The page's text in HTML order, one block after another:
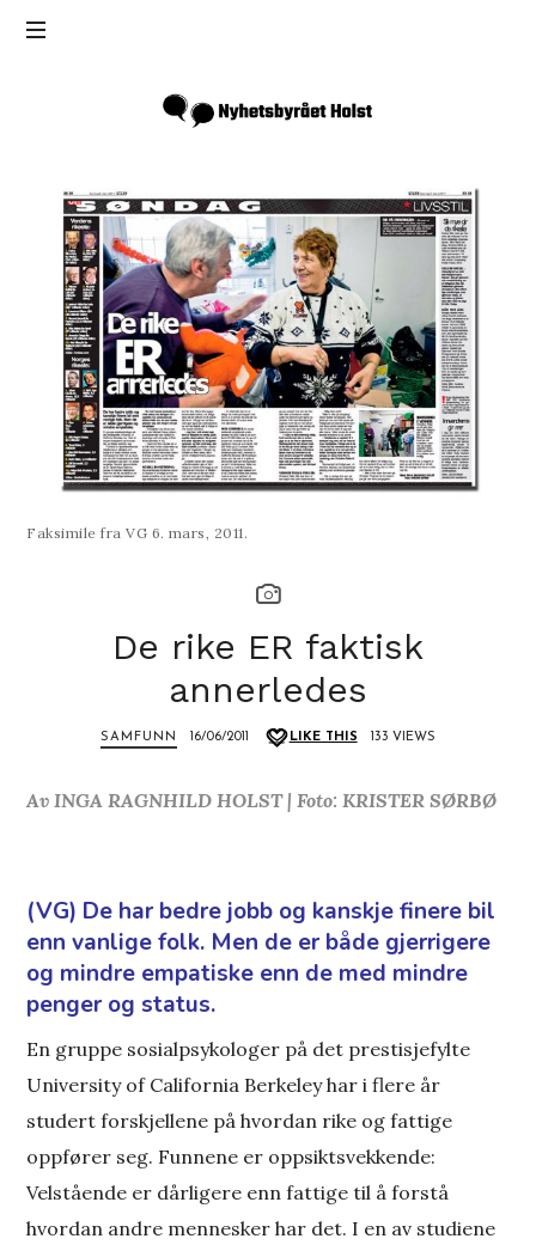
Inga
Holst
Faksimile fra VG 6. mars, 2011.
De rike ER faktisk
annerledes
SAMFUNN 16/06/2011 LIKE THIS 133 VIEWS
Av INGA RAGNHILD HOLST | Foto: KRISTER SØRBØ
(VG) De har bedre jobb og kanskje finere bil
enn vanlige folk. Men de er både gjerrigere
og mindre empatiske enn de med mindre
penger og status.
En gruppe sosialpsykologer på det prestisjefylte
University of California Berkeley har i flere år
studert forskjellene på hvordan rike og fattige
oppfører seg. Funnene er oppsiktsvekkende:
Velstående er dårligere enn fattige til å forstå
hvordan andre mennesker har det. I en av studiene